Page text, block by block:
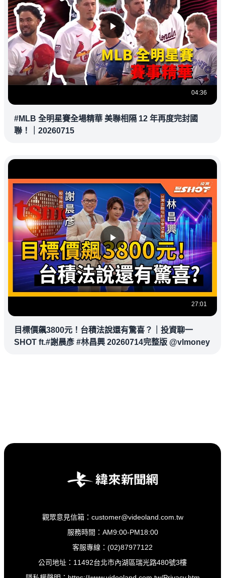
04:36
#MLB 全明星賽全場精華 美聯相隔 12 年再度完封國
聯！｜20260715
27:01
目標價飆3800元！台積法說還有驚喜？｜投資聊一
SHOT ft.#謝晨彥 #林昌興 20260714完整版 @vlmoney
觀眾意見信箱：customer@videoland.com.tw
服務時間：AM9:00-PM18:00
客服專線：(02)87977122
公司地址：11492台北市內湖區瑞光路480號3樓